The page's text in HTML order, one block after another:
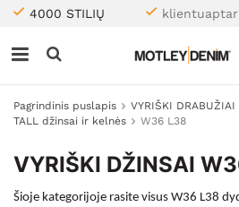
4000 STILIŲ
Pagrindinis puslapis
VYRIŠKI DRABUŽIAI
TALL džinsai ir kelnės
W36 L38
VYRIŠKI DŽINSAI
Šioje kategorijoje rasite visus W36 L38